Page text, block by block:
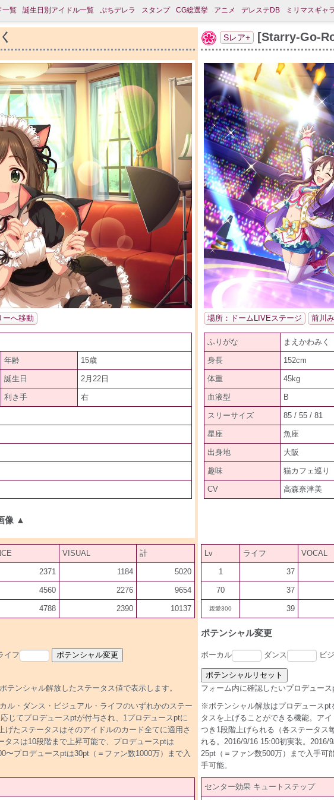
一覧 誕生日別アイドル一覧 ぷちデレラ スタンプ CG総選挙 アニメ デレステDB ミリマスギャ
ーへ移動
年齢 15歳
誕生日 2月22日
利き手 右
像 ▲
VISUAL 計
2371 1184 5020
4560 2276 9654
4788 2390 10137
イフ
ンシャル解放したステータス値で表示します。
・ダンス・ビジュアル・ライフのいずれかのステー
じてプロデュースptが付与され、1プロデュースptに
たステータスはそのアイドルのカード全てに適用さ
スは10段階まで上昇可能で、プロデュースptは
プロデュースptは30pt（＝ファン数1000万）まで入
Sレア+ [Starry-Go-
場所：ドームLIVEステージ 前川
ふりがな まえかわみく
身長 152cm
体重 45kg
血液型 B
スリーサイズ 85 / 55 / 81
星座 魚座
出身地 大阪
趣味 猫カフェ巡り
CV 高森奈津美
Lv ライフ VOCAL
1 37
70 37
親愛300 39
ポテンシャル変更
ボーカル ダンス ビ
フォーム内に確認したいプロデュー
※ポテンシャル解放はプロデュースpt
タスを上げることができる機能。ア
つき1段階上げられる（各ステータス
れる。2016/9/16 15:00初実装。2016/
25pt（＝ファン数500万）まで入手可
手可能。
センター効果 キュートステップ